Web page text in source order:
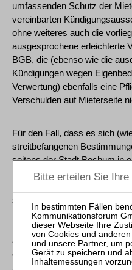
umfassenden Schutz der
vereinbarten
ohne weiteres auch die
ausgesprochene erleichterte
BGB, die (ebenso wie die
Kündigungen wegen
Verwertung) ebenfalls eine
Verschulden auf Mieterseite
Für den Fall, dass es sich
streitbefangenen
seitens der Stadt Bochum in
Immobilienkaufverträgen für
sollte, gilt nichts anderes. Die
kaufvertraglichen
Erwerber zur ordentlichen
aktuellen Mieter
einer entsprechenden
Sinne von § 307 Abs. 1 und